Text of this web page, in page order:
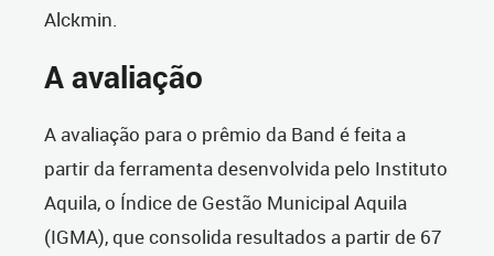
Alckmin.
A avaliação
A avaliação para o prêmio da Band é feita a
partir da ferramenta desenvolvida pelo Instituto
Aquila, o Índice de Gestão Municipal Aquila
(IGMA), que consolida resultados a partir de 67